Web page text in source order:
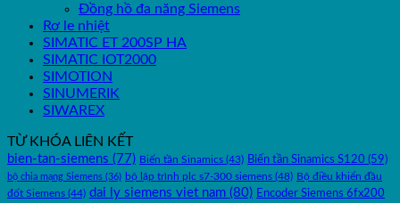
Đồng hồ đa năng Siemens
Rơ le nhiệt
SIMATIC ET 200SP HA
SIMATIC IOT2000
SIMOTION
SINUMERIK
SIWAREX
TỪ KHÓA LIÊN KẾT
bien-tan-siemens (77) Biến tần Sinamics (43) Biến tần Sinamics S120 (59)
bộ chia mạng Siemens (36) bộ lập trình plc s7-300 siemens (48) Bộ điều khiển đầu
đốt Siemens (44) dai ly siemens viet nam (80) Encoder Siemens 6fx200